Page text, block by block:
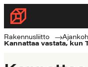
Siirry
suoraan
sisältöön
Rakennusliitto
Rakennusalan
ammattilaisten
Rakennusliitto
Kannattaa vastata, kun